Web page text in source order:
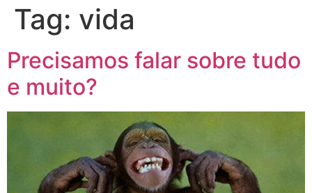
Tag: vida
Precisamos falar sobre tudo
e muito?